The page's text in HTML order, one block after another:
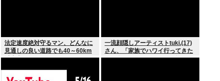
法定速度絶対守るマン、どんなに
見通しの良い道路でも40～60km
以上出さない
一流顔隠しアーティストtuki.(17)
さん、「家族でハワイ行ってきた
w」 自己顕示欲がどんどん抑えら